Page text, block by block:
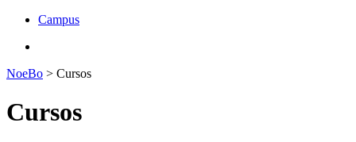
Campus
NoeBo > Cursos
Cursos